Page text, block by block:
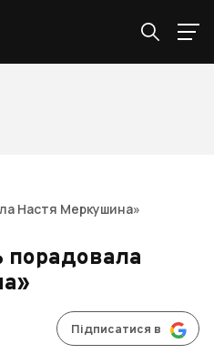
Настя Меркушина»
порадовала
Підписатися в